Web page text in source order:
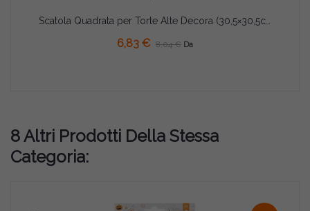
6,83 € 8,04 € Da
8 Altri Prodotti Della Stessa
Categoria: